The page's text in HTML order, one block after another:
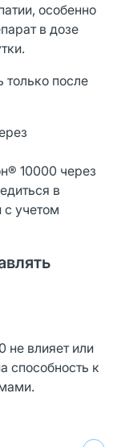
особенно
в дозе
после
10000 через
в
учетом
не влияет или
способность к